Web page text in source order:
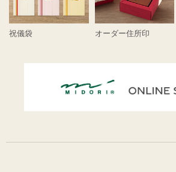
祝儀袋 オーダー住所印